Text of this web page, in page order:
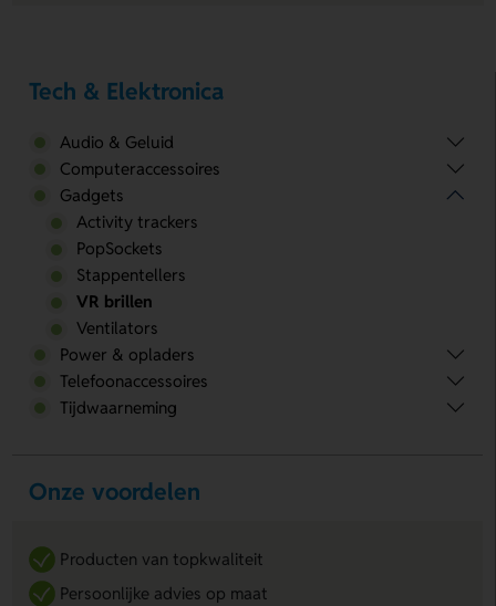
Tech & Elektronica
Audio & Geluid
Computeraccessoires
Gadgets
Activity trackers
PopSockets
Stappentellers
VR brillen
Ventilators
Power & opladers
Telefoonaccessoires
Tijdwaarneming
Onze voordelen
Producten van topkwaliteit
Persoonlijke advies op maat